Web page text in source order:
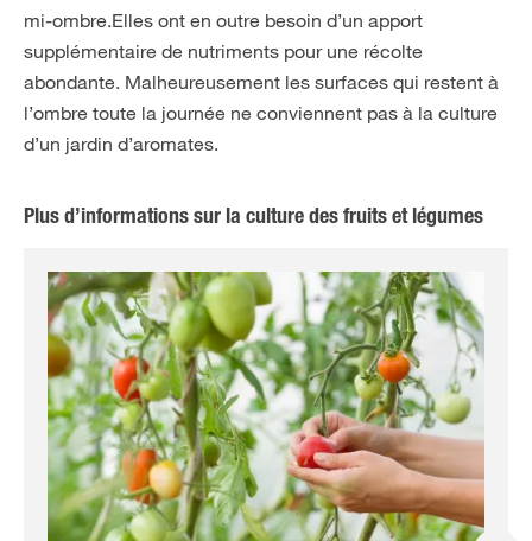
mi-ombre.Elles ont en outre besoin d’un apport
supplémentaire de nutriments pour une récolte
abondante. Malheureusement les surfaces qui restent à
l’ombre toute la journée ne conviennent pas à la culture
d’un jardin d’aromates.
Plus d’informations sur la culture des fruits et légumes